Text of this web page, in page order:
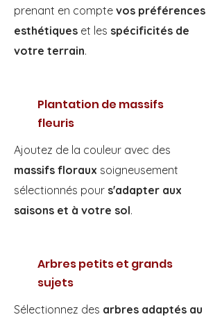
prenant en compte vos préférences
esthétiques et les spécificités de
votre terrain.
Plantation de massifs
fleuris
Ajoutez de la couleur avec des
massifs floraux soigneusement
sélectionnés pour s'adapter aux
saisons et à votre sol.
Arbres petits et grands
sujets
Sélectionnez des arbres adaptés au